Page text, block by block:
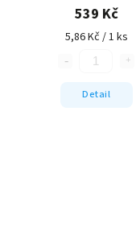
539 Kč
5,86 Kč / 1 ks
Detail